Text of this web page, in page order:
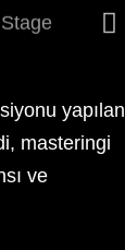
yapılan
masteringi
ve